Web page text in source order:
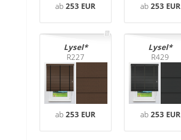
ab253 EUR ab 253 EUR
Lysel
R227
ab253 EUR
Lysel
R429
ab 253 EUR